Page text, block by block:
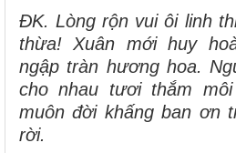
ĐK. Lòng rộn vui ôi linh
thừa! Xuân mới huy
ngập tràn hương hoa.
cho nhau tươi thắm
muôn đời khấng ban ơn
rời.